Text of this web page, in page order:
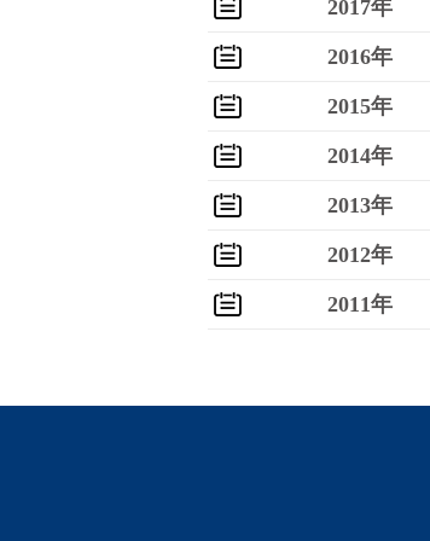
2017年
2016年
2015年
2014年
2013年
2012年
2011年
2009年